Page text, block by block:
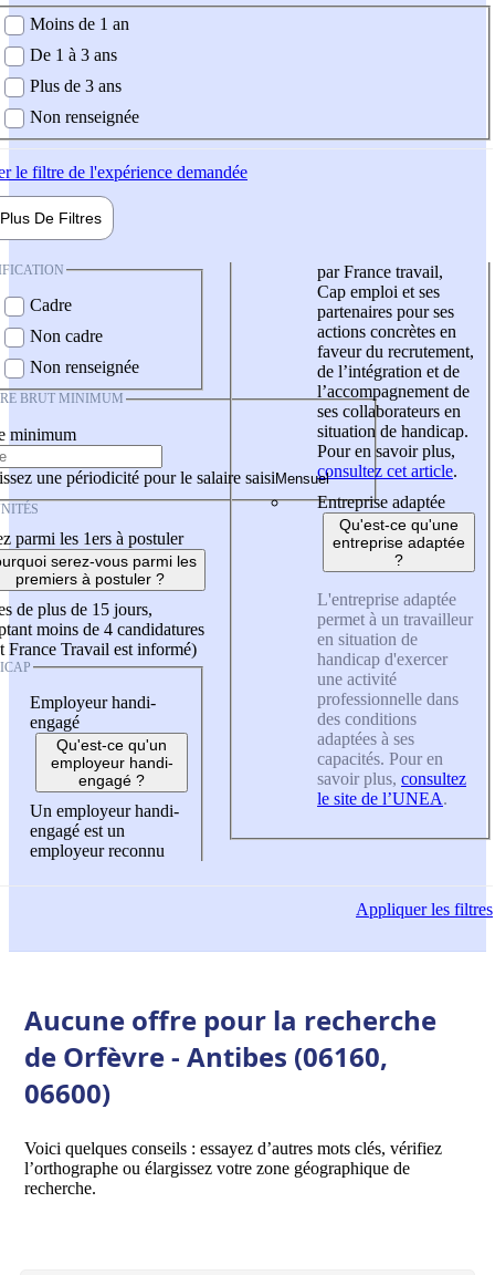
demandée
Moins de 1 an
De 1 à 3 ans
Plus de 3 ans
Non renseignée
le filtre de l'expérience demandée
Plus De Filtres
Cadre
Non cadre
Non renseignée
BRUT MINIMUM
minimum
une périodicité pour le salaire saisi
parmi les 1ers à postuler
serez-vous parmi les
premiers à postuler ?
de plus de 15 jours,
moins de 4 candidatures
France Travail est informé)
Employeur handi-
engagé
Qu'est-ce qu'un
employeur handi-
engagé ?
Un employeur handi-
engagé est un
employeur reconnu
par France travail,
Cap emploi et ses
partenaires pour ses
actions concrètes en
faveur du recrutement,
de l’intégration et de
l’accompagnement de
ses collaborateurs en
situation de handicap.
Pour en savoir plus,
consultez cet article.
Entreprise adaptée
Qu'est-ce qu'une
entreprise adaptée
?
L'entreprise adaptée
permet à un travailleur
en situation de
handicap d'exercer
une activité
professionnelle dans
des conditions
adaptées à ses
capacités. Pour en
savoir plus, consultez
le site de l’UNEA.
Appliquerles filtres
Aucune offre pour la recherche
de Orfèvre - Antibes (06160,
06600)
Voici quelques conseils : essayez d’autres mots clés, vérifiez
l’orthographe ou élargissez votre zone géographique de
recherche.